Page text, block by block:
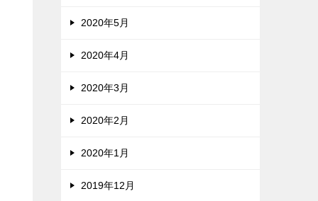
2020年5月
2020年4月
2020年3月
2020年2月
2020年1月
2019年12月